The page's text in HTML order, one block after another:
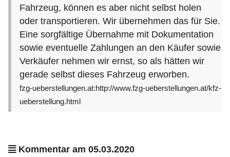
Fahrzeug, können es aber nicht selbst holen
oder transportieren. Wir übernehmen das für Sie.
Eine sorgfältige Übernahme mit Dokumentation
sowie eventuelle Zahlungen an den Käufer sowie
Verkäufer nehmen wir ernst, so als hätten wir
gerade selbst dieses Fahrzeug erworben.
fzg-ueberstellungen.at:http://www.fzg-ueberstellungen.at/kfz-
ueberstellung.html
Kommentar am 05.03.2020